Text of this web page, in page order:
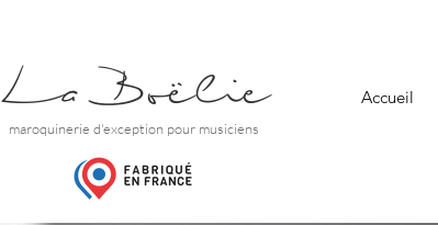
La Boëlie
maroquinerie d'exception pour musiciens
Accueil